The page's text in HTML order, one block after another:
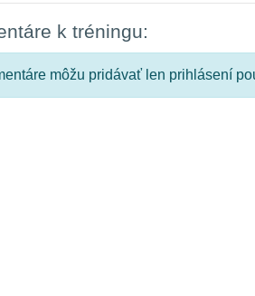
k tréningu:
môžu pridávať len prihlásení